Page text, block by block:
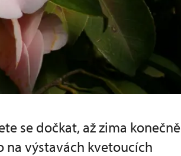
se dočkat, až zima konečně
na výstavách kvetoucích